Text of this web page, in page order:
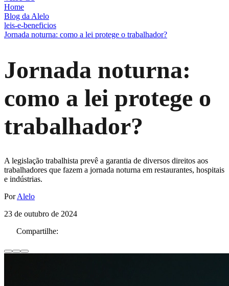
Home
Blog da Alelo
leis-e-beneficios
Jornada noturna: como a lei protege o trabalhador?
Jornada noturna:
como a lei protege o
trabalhador?
A legislação trabalhista prevê a garantia de diversos direitos aos
trabalhadores que fazem a jornada noturna em restaurantes, hospitais
e indústrias.
PorAlelo
23 de outubro de 2024
Compartilhe: